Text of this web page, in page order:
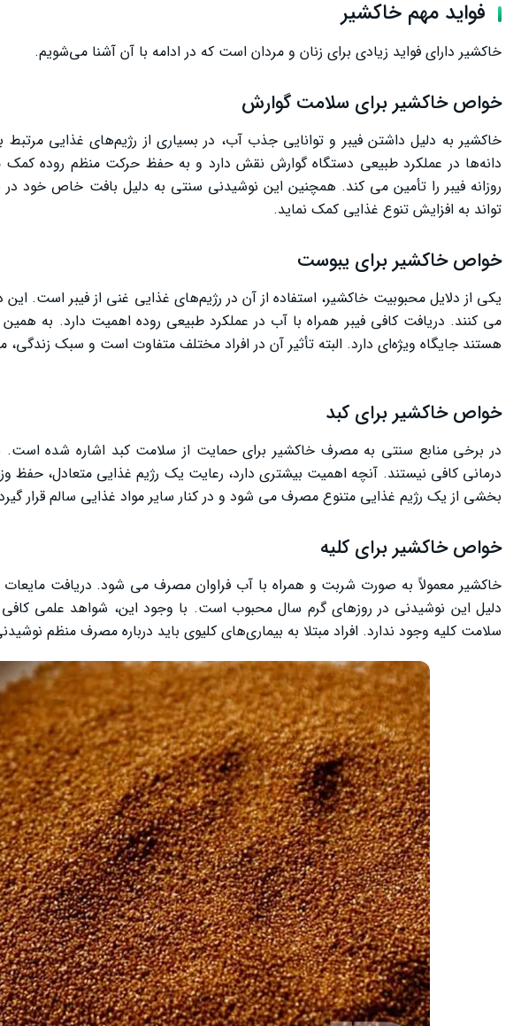
خواص خاکشیر در بارداری
خواص خاکشیر برای کودکان
خواص خاکشیر ناشتا
خواص خاکشیر با آب گرم
خواص خاکشیر با آب سرد
ارزش غذایی خاکشیر
مضرات خاکشیر
چه افرادی باید در مصرف خاکشیر احتیاط کنند؟
نتیجه گیری
فواید مهم خاکشیر
خاکشیر دارای فواید زیادی برای زنان و مردان است که در ادامه با آن آشنا می‌شویم.
خواص خاکشیر برای سلامت گوارش
خاکشیر به دلیل داشتن فیبر و توانایی جذب آب، در بسیاری از رژیم‌های غذایی
دانه‌ها در عملکرد طبیعی دستگاه گوارش نقش دارد و به حفظ حرکت منظم روده
روزانه فیبر را تأمین می کند. همچنین این نوشیدنی سنتی به دلیل بافت خاص خود در
تواند به افزایش تنوع غذایی کمک نماید.
خواص خاکشیر برای یبوست
یکی از دلایل محبوبیت خاکشیر، استفاده از آن در رژیم‌های غذایی غنی از فیبر است.
می ‌کنند. دریافت کافی فیبر همراه با آب در عملکرد طبیعی روده اهمیت دارد. به
هستند جایگاه ویژه‌ای دارد. البته تأثیر آن در افراد مختلف متفاوت است و سبک
خواص خاکشیر برای کبد
در برخی منابع سنتی به مصرف خاکشیر برای حمایت از سلامت کبد اشاره شده
درمانی کافی نیستند. آنچه اهمیت بیشتری دارد، رعایت یک رژیم غذایی متعادل،
بخشی از یک رژیم غذایی متنوع مصرف می شود و در کنار سایر مواد غذایی سالم قرار
خواص خاکشیر برای کلیه
خاکشیر معمولاً به صورت شربت و همراه با آب فراوان مصرف می‌ شود. دریافت
دلیل این نوشیدنی در روزهای گرم سال محبوب است. با وجود این، شواهد علمی
سلامت کلیه وجود ندارد. افراد مبتلا به بیماری‌های کلیوی باید درباره مصرف منظم